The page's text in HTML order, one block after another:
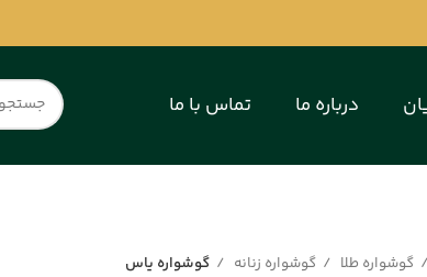
درباره ما تماس با ما
گوشواره طلا گوشواره زنانه گوشواره یاس